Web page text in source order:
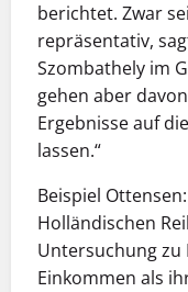
berichtet. Zwar
repräsentativ,
Szombathely im
gehen aber
Ergebnisse auf
lassen.“
Beispiel
Holländischen
Untersuchung zu
Einkommen als